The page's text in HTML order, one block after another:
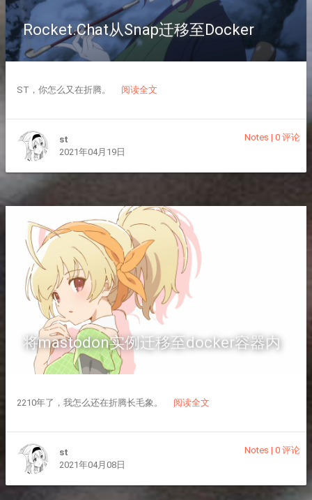
Rocket.Chat从Snap迁移至Docker
ST，你怎么又在折腾。 阅读全文
st
2021年04月19日
Notes |0 评论
将mastodon实例迁移至docker容器内
2210年了，我怎么还在折腾长毛象。 阅读全文
st
2021年04月08日
Notes |0 评论